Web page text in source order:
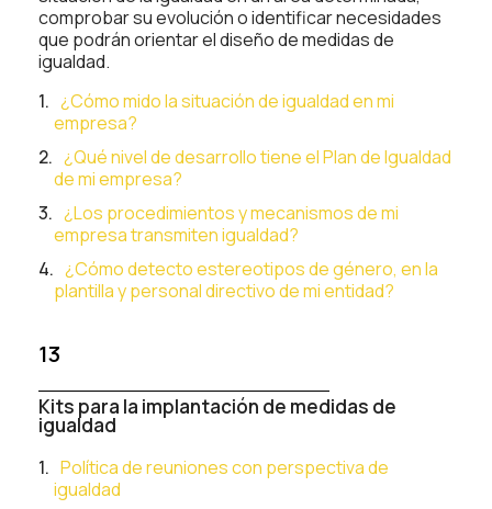
comprobar su evolución o identificar necesidades
que podrán orientar el diseño de medidas de
igualdad.
¿Cómo mido la situación de igualdad en mi
empresa?
¿Qué nivel de desarrollo tiene el Plan de Igualdad
de mi empresa?
¿Los procedimientos y mecanismos de mi
empresa transmiten igualdad?
¿Cómo detecto estereotipos de género, en la
plantilla y personal directivo de mi entidad?
13
Kits para la implantación de medidas de
igualdad
Política de reuniones con perspectiva de
igualdad